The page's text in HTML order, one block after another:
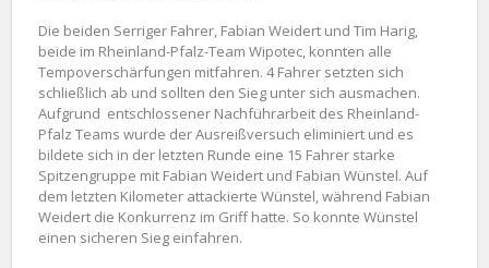
Die beiden Serriger Fahrer, Fabian Weidert und Tim Harig,
beide im Rheinland-Pfalz-Team Wipotec, konnten alle
Tempoverschärfungen mitfahren. 4 Fahrer setzten sich
schließlich ab und sollten den Sieg unter sich ausmachen.
Aufgrund entschlossener Nachführarbeit des Rheinland-
Pfalz Teams wurde der Ausreißversuch eliminiert und es
bildete sich in der letzten Runde eine 15 Fahrer starke
Spitzengruppe mit Fabian Weidert und Fabian Wünstel. Auf
dem letzten Kilometer attackierte Wünstel, während Fabian
Weidert die Konkurrenz im Griff hatte. So konnte Wünstel
einen sicheren Sieg einfahren.